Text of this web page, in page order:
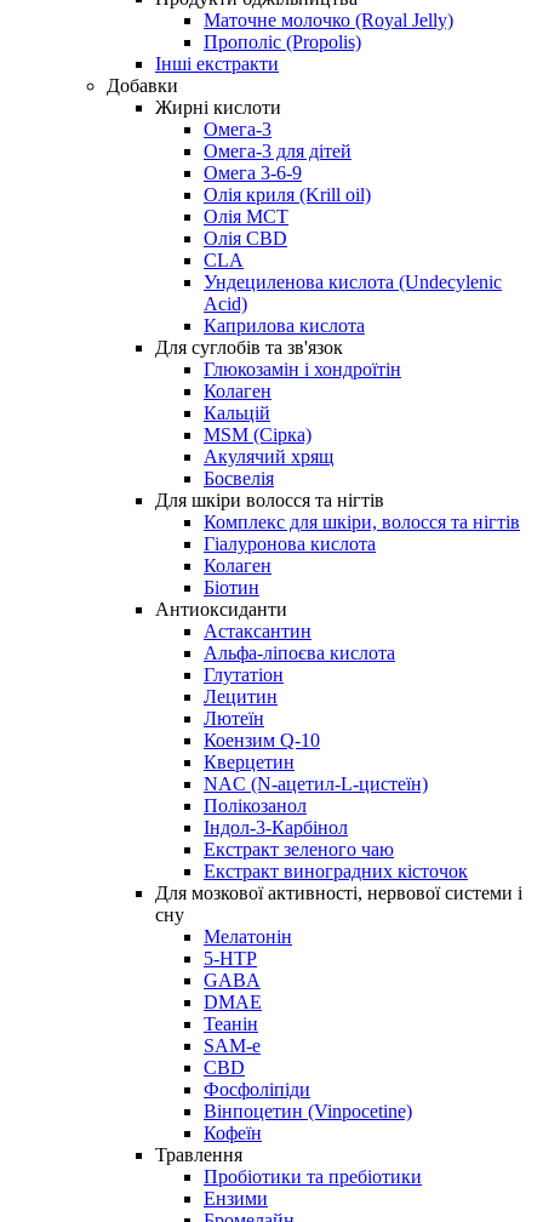
Маточне молочко (Royal Jelly)
Прополіс (Propolis)
Інші екстракти
Добавки
Жирні кислоти
Омега-3
Омега-3 для дітей
Омега 3-6-9
Олія криля (Krill oil)
Олія МСТ
Олія CBD
CLA
Ундециленова кислота (Undecylenic
Acid)
Каприлова кислота
Для суглобів та зв'язок
Глюкозамін і хондроїтін
Колаген
Кальцій
MSM (Сірка)
Акулячий хрящ
Босвелія
Для шкіри волосся та нігтів
Комплекс для шкіри, волосся та нігтів
Гіалуронова кислота
Колаген
Біотин
Антиоксиданти
Астаксантин
Альфа-ліпоєва кислота
Глутатіон
Лецитин
Лютеїн
Коензим Q-10
Кверцетин
NAC (N-ацетил-L-цистеїн)
Полікозанол
Індол-3-Карбінол
Екстракт зеленого чаю
Екстракт виноградних кісточок
Для мозкової активності, нервової системи і
сну
Мелатонін
5-HTP
GABA
DMAE
Теанін
SAM-e
CBD
Фосфоліпіди
Вінпоцетин (Vinpocetine)
Кофеїн
Травлення
Пробіотики та пребіотики
Ензими